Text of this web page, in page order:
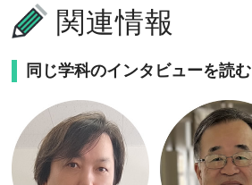
関連情報
同じ学科のインタビューを読む